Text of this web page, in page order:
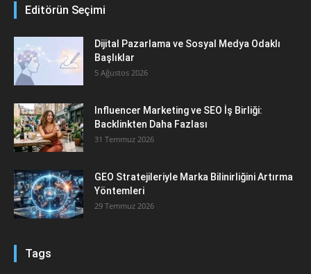
Editörün Seçimi
Dijital Pazarlama ve Sosyal Medya Odaklı
Başlıklar
5 Ağustos 2026
Influencer Marketing ve SEO İş Birliği:
Backlinkten Daha Fazlası
31 Temmuz 2026
GEO Stratejileriyle Marka Bilinirliğini Artırma
Yöntemleri
29 Temmuz 2026
Tags